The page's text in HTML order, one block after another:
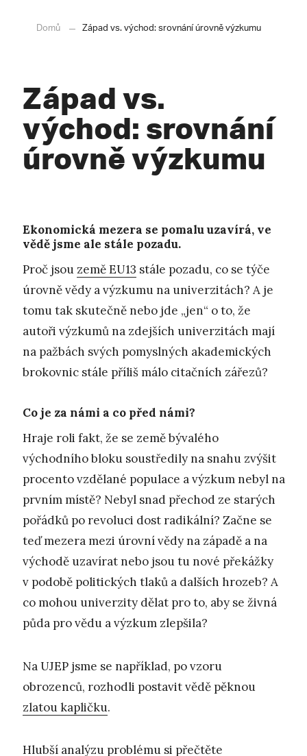
Domů Západ vs. východ: srovnání úrovně výzkumu
Západ vs.
východ: srovnání
úrovně výzkumu
Ekonomická mezera se pomalu uzavírá, ve
vědě jsme ale stále pozadu.
Proč jsou země EU13 stále pozadu, co se týče
úrovně vědy a výzkumu na univerzitách? A je
tomu tak skutečně nebo jde „jen“ o to, že
autoři výzkumů na zdejších univerzitách mají
na pažbách svých pomyslných akademických
brokovnic stále příliš málo citačních zářezů?
Co je za námi a co před námi?
Hraje roli fakt, že se země bývalého
východního bloku soustředily na snahu zvýšit
procento vzdělané populace a výzkum nebyl na
prvním místě? Nebyl snad přechod ze starých
pořádků po revoluci dost radikální? Začne se
teď mezera mezi úrovní vědy na západě a na
východě uzavírat nebo jsou tu nové překážky
v podobě politických tlaků a dalších hrozeb? A
co mohou univerzity dělat pro to, aby se živná
půda pro vědu a výzkum zlepšila?
Na UJEP jsme se například, po vzoru
obrozenců, rozhodli postavit vědě pěknou
zlatou kapličku.
Hlubší analýzu problému si přečtěte